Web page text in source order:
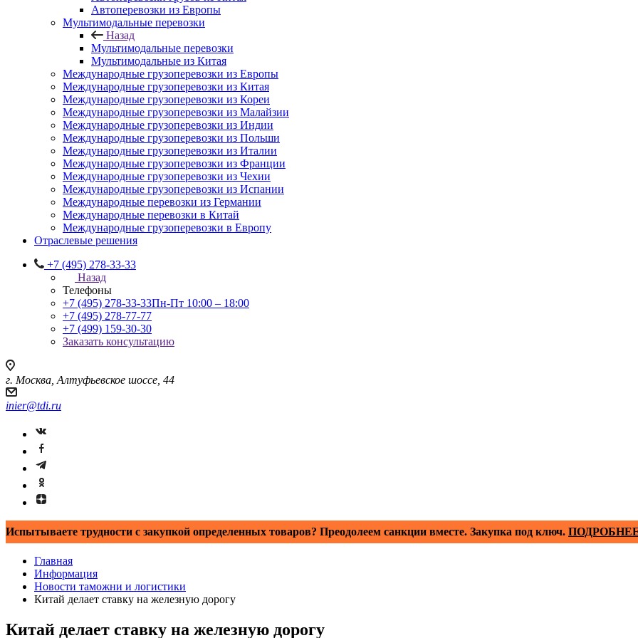
Автоперевозки из Европы
Мультимодальные перевозки
Назад
Мультимодальные перевозки
Мультимодальные из Китая
Международные грузоперевозки из Европы
Международные грузоперевозки из Китая
Международные грузоперевозки из Кореи
Международные грузоперевозки из Малайзии
Международные грузоперевозки из Индии
Международные грузоперевозки из Польши
Международные грузоперевозки из Италии
Международные грузоперевозки из Франции
Международные грузоперевозки из Чехии
Международные грузоперевозки из Испании
Международные перевозки из Германии
Международные перевозки в Китай
Международные грузоперевозки в Европу
Отраслевые решения
+7 (495) 278-33-33
Назад
Телефоны
+7 (495) 278-33-33Пн-Пт 10:00 – 18:00
+7 (495) 278-77-77
+7 (499) 159-30-30
Заказать консультацию
г. Москва, Алтуфьевское шоссе, 44
inier@tdi.ru
Испытываете трудности с закупкой определенных товаров? Преодолеем санкции вместе. Закупка под ключ.
Главная
Информация
Новости таможни и логистики
Китай делает ставку на железную дорогу
Китай делает ставку на железную дорогу